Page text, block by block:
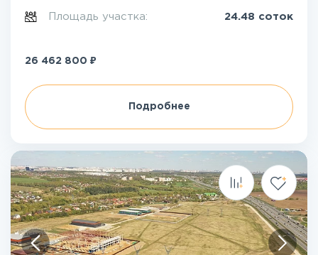
Площадь участка: 24.48 соток
26 462 800 ₽
Подробнее